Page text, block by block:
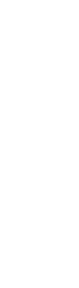
условия
объемах.
сплавы
и чугун, часто
металла можно
и
полный